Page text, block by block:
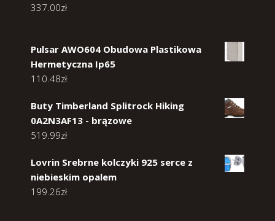
337.00zł
Pulsar AWO604 Obudowa Plastikowa
Hermetyczna Ip65
110.48zł
Buty Timberland Splitrock Hiking
0A2N3AF13 - brązowe
519.99zł
Lovrin Srebrne kolczyki 925 serce z
niebieskim opalem
199.26zł